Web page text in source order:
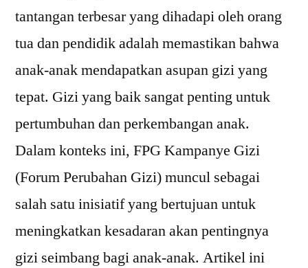
tantangan terbesar yang dihadapi oleh orang
tua dan pendidik adalah memastikan bahwa
anak-anak mendapatkan asupan gizi yang
tepat. Gizi yang baik sangat penting untuk
pertumbuhan dan perkembangan anak.
Dalam konteks ini, FPG Kampanye Gizi
(Forum Perubahan Gizi) muncul sebagai
salah satu inisiatif yang bertujuan untuk
meningkatkan kesadaran akan pentingnya
gizi seimbang bagi anak-anak. Artikel ini